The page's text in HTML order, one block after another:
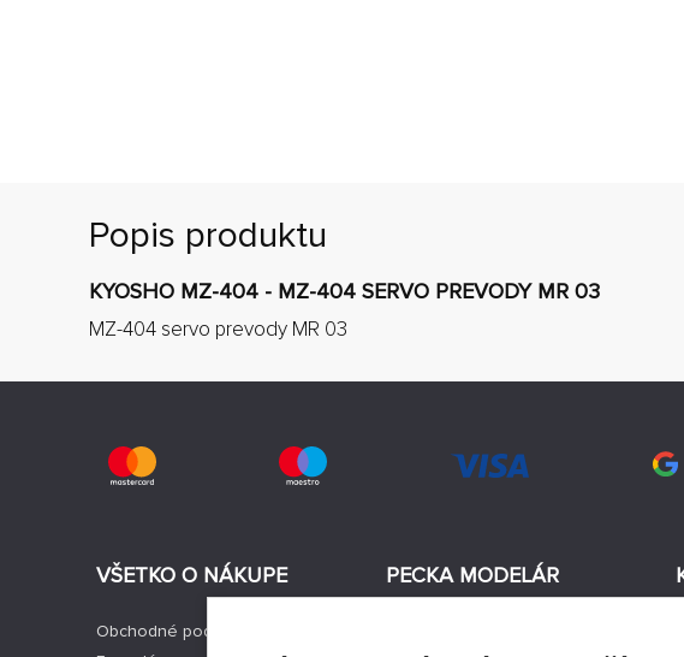
Popis produktu
KYOSHO MZ-404 - MZ-404 SERVO PREVODY MR 03
MZ-404 servo prevody MR 03
VŠETKO O NÁKUPE
Obchodné podmienky
PECKA MODELÁR